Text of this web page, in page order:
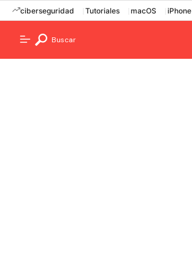
ciberseguridad Tutoriales macOS iPhone
Buscar